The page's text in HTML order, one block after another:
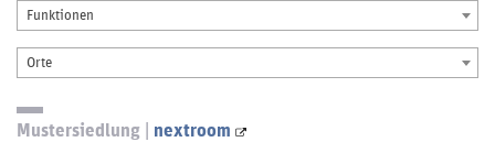
Funktionen
Orte
Mustersiedlung | nextroom